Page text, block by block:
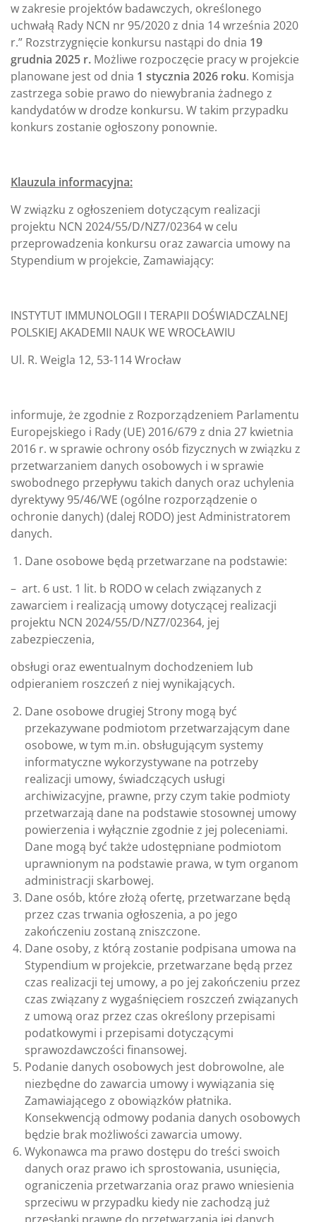
w zakresie projektów badawczych, określonego
uchwałą Rady NCN nr 95/2020 z dnia 14 września 2020
r.” Rozstrzygnięcie konkursu nastąpi do dnia 19
grudnia 2025 r. Możliwe rozpoczęcie pracy w projekcie
planowane jest od dnia 1 stycznia 2026 roku. Komisja
zastrzega sobie prawo do niewybrania żadnego z
kandydatów w drodze konkursu. W takim przypadku
konkurs zostanie ogłoszony ponownie.
Klauzula informacyjna:
W związku z ogłoszeniem dotyczącym realizacji
projektu NCN 2024/55/D/NZ7/02364 w celu
przeprowadzenia konkursu oraz zawarcia umowy na
Stypendium w projekcie, Zamawiający:
INSTYTUT IMMUNOLOGII I TERAPII DOŚWIADCZALNEJ
POLSKIEJ AKADEMII NAUK WE WROCŁAWIU
Ul. R. Weigla 12, 53-114 Wrocław
informuje, że zgodnie z Rozporządzeniem Parlamentu
Europejskiego i Rady (UE) 2016/679 z dnia 27 kwietnia
2016 r. w sprawie ochrony osób fizycznych w związku z
przetwarzaniem danych osobowych i w sprawie
swobodnego przepływu takich danych oraz uchylenia
dyrektywy 95/46/WE (ogólne rozporządzenie o
ochronie danych) (dalej RODO) jest Administratorem
danych.
Dane osobowe będą przetwarzane na podstawie:
– art. 6 ust. 1 lit. b RODO w celach związanych z
zawarciem i realizacją umowy dotyczącej realizacji
projektu NCN 2024/55/D/NZ7/02364, jej
zabezpieczenia,
obsługi oraz ewentualnym dochodzeniem lub
odpieraniem roszczeń z niej wynikających.
Dane osobowe drugiej Strony mogą być
przekazywane podmiotom przetwarzającym dane
osobowe, w tym m.in. obsługującym systemy
informatyczne wykorzystywane na potrzeby
realizacji umowy, świadczących usługi
archiwizacyjne, prawne, przy czym takie podmioty
przetwarzają dane na podstawie stosownej umowy
powierzenia i wyłącznie zgodnie z jej poleceniami.
Dane mogą być także udostępniane podmiotom
uprawnionym na podstawie prawa, w tym organom
administracji skarbowej.
Dane osób, które złożą ofertę, przetwarzane będą
przez czas trwania ogłoszenia, a po jego
zakończeniu zostaną zniszczone.
Dane osoby, z którą zostanie podpisana umowa na
Stypendium w projekcie, przetwarzane będą przez
czas realizacji tej umowy, a po jej zakończeniu przez
czas związany z wygaśnięciem roszczeń związanych
z umową oraz przez czas określony przepisami
podatkowymi i przepisami dotyczącymi
sprawozdawczości finansowej.
Podanie danych osobowych jest dobrowolne, ale
niezbędne do zawarcia umowy i wywiązania się
Zamawiającego z obowiązków płatnika.
Konsekwencją odmowy podania danych osobowych
będzie brak możliwości zawarcia umowy.
Wykonawca ma prawo dostępu do treści swoich
danych oraz prawo ich sprostowania, usunięcia,
ograniczenia przetwarzania oraz prawo wniesienia
sprzeciwu w przypadku kiedy nie zachodzą już